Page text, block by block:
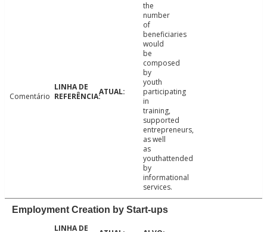
Comentário
the
number
of
beneficiaries
would
be
composed
by
youth
participating
in
training,
supported
entrepreneurs,
as well
as
youthattended
by
informational
services.
Employment Creation by Start-ups